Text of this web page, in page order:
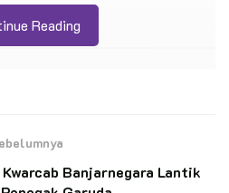
Pramuka Ke-65 dan Bulan
Kwarnas Gelar Donor Darah
Reading
Banjarnegara Lantik